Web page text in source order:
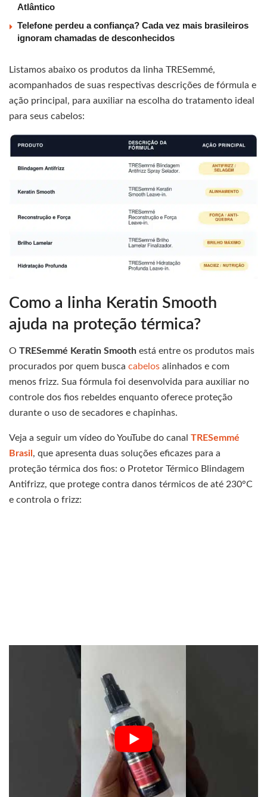
Atlântico
Telefone perdeu a confiança? Cada vez mais brasileiros
ignoram chamadas de desconhecidos
Listamos abaixo os produtos da linha TRESemmé,
acompanhados de suas respectivas descrições de fórmula e
ação principal, para auxiliar na escolha do tratamento ideal
para seus cabelos:
Como a linha Keratin Smooth
ajuda na proteção térmica?
O TRESemmé Keratin Smooth está entre os produtos mais
procurados por quem busca cabelos alinhados e com
menos frizz. Sua fórmula foi desenvolvida para auxiliar no
controle dos fios rebeldes enquanto oferece proteção
durante o uso de secadores e chapinhas.
Veja a seguir um vídeo do YouTube do canal TRESemmé
Brasil , que apresenta duas soluções eficazes para a
proteção térmica dos fios: o Protetor Térmico Blindagem
Antifrizz, que protege contra danos térmicos de até 230°C
e controla o frizz: